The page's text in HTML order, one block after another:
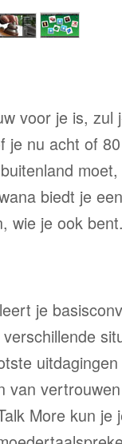
voor je is, zul
je nu acht of
biedt je
wie je ook
je
van
More kun je